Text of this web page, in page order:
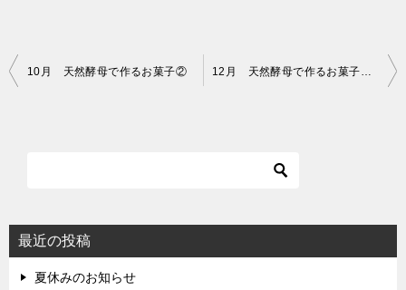
投
シ
ョ
10月 天然酵母で作るお菓子② 12月 天然酵母で作るお菓子③(ガレット・デ・ロア＆サワークリームのタルト）
最近の投稿
夏休みのお知らせ